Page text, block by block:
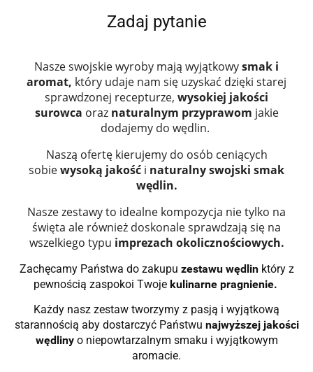
Zadaj pytanie
Nasze swojskie wyroby mają wyjątkowysmak i
aromat, który udaje nam się uzyskać dzięki starej
sprawdzonej recepturze, wysokiej jakości
surowca oraz naturalnym przyprawom jakie
dodajemy do wędlin.
Naszą ofertę kierujemy do osób ceniących
sobiewysoką jakość i naturalny swojski smak
wędlin.
Nasze zestawy to idealne kompozycja nie tylko na
święta ale również doskonale sprawdzają się na
wszelkiego typu imprezach okolicznościowych.
Zachęcamy Państwa do zakupu zestawu wędlin który z
pewnością zaspokoi Twoje kulinarne pragnienie.
Każdy nasz zestaw tworzymy z pasją i wyjątkową
starannością aby dostarczyć Państwu najwyższej jakości
wędlinyo niepowtarzalnym smaku i wyjątkowym
aromacie.